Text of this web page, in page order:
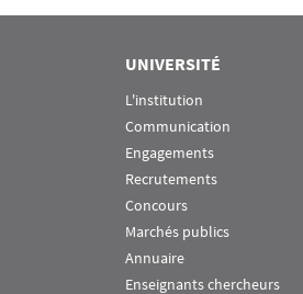
UNIVERSITÉ
L'institution
Communication
Engagements
Recrutements
Concours
Marchés publics
Annuaire
Enseignants chercheurs